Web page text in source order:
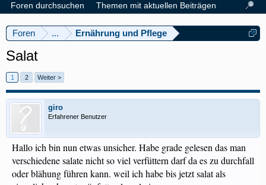
Foren ... Ernährung und Pflege
Salat
1 2 Weiter >
giro
Erfahrener Benutzer
Hallo ich bin nun etwas unsicher. Habe grade gelesen das man
verschiedene salate nicht so viel verfüttern darf da es zu durchfall
oder blähung führen kann. weil ich habe bis jetzt salat als
Foren durchsuchen
Themen mit aktuellen Beiträgen